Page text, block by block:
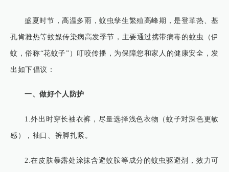
盛夏时节，高温多雨，蚊虫孳生繁殖高峰期，是登革热、基
孔肯雅热等蚊媒传染病高发季节，主要通过携带病毒的蚊虫（伊
蚊，俗称“花蚊子”）叮咬传播，为保障您和家人的健康安全，发
出如下倡议：
一、做好个人防护
1.外出时穿长袖衣裤，尽量选择浅色衣物（蚊子对深色更敏
感），袖口、裤脚扎紧。
2.在皮肤暴露处涂抹含避蚊胺等成分的蚊虫驱避剂，效力可